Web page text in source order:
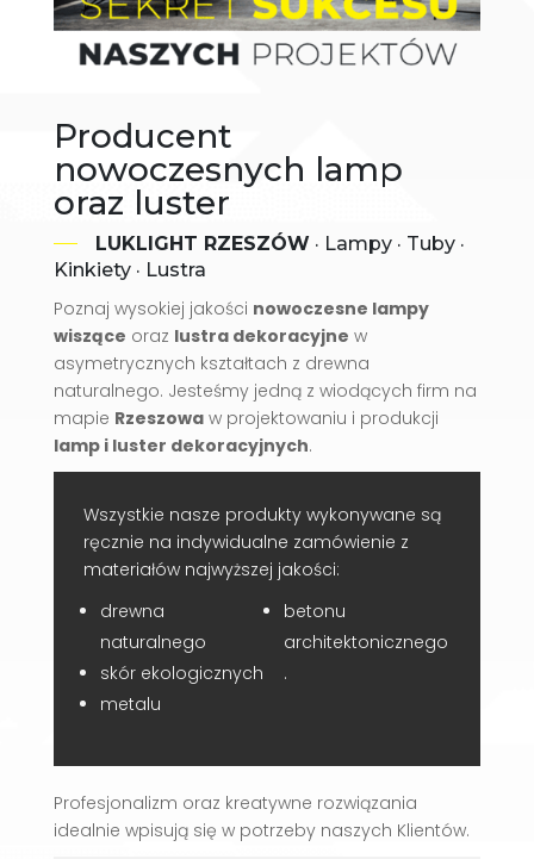
Producent
nowoczesnych lamp
oraz luster
LUKLIGHT RZESZÓW · Lampy · Tuby ·
Kinkiety · Lustra
Poznaj wysokiej jakości nowoczesne lampy
wiszące oraz lustra dekoracyjne w
asymetrycznych kształtach z drewna
naturalnego. Jesteśmy jedną z wiodących firm na
mapie Rzeszowaw projektowaniu i produkcji
lamp i luster dekoracyjnych.
Wszystkie nasze produkty wykonywane są
ręcznie na indywidualne zamówienie z
materiałów najwyższej jakości:
drewna
naturalnego
skór ekologicznych
metalu
betonu
architektonicznego
.
Profesjonalizm oraz kreatywne rozwiązania
idealnie wpisują się w potrzeby naszych Klientów.